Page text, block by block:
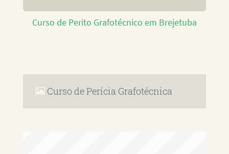
Curso de Perito Grafotécnico em Brejetuba
Curso de Perícia Grafotécnica